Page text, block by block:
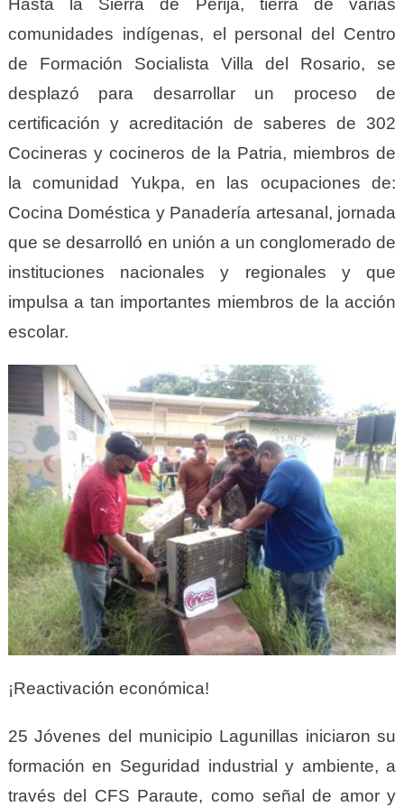
comunidades indígenas, el personal del Centro
de Formación Socialista Villa del Rosario, se
desplazó para desarrollar un proceso de
certificación y acreditación de saberes de 302
Cocineras y cocineros de la Patria, miembros de
la comunidad Yukpa, en las ocupaciones de:
Cocina Doméstica y Panadería artesanal, jornada
que se desarrolló en unión a un conglomerado de
instituciones nacionales y regionales y que
impulsa a tan importantes miembros de la acción
escolar.
¡Reactivación económica!
25 Jóvenes del municipio Lagunillas iniciaron su
formación en Seguridad industrial y ambiente, a
través del CFS Paraute, como señal de amor y